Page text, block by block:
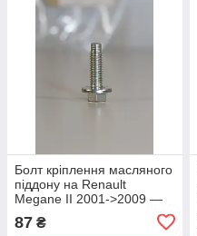
Болт кріплення масляного
піддону на Renault
Megane II 2001->2009 —
7703002660
87 ₴